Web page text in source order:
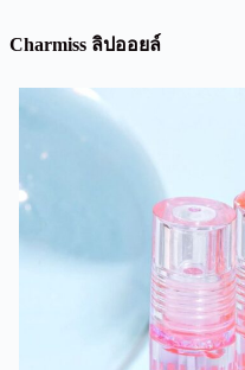
Charmiss ลิปออยล์